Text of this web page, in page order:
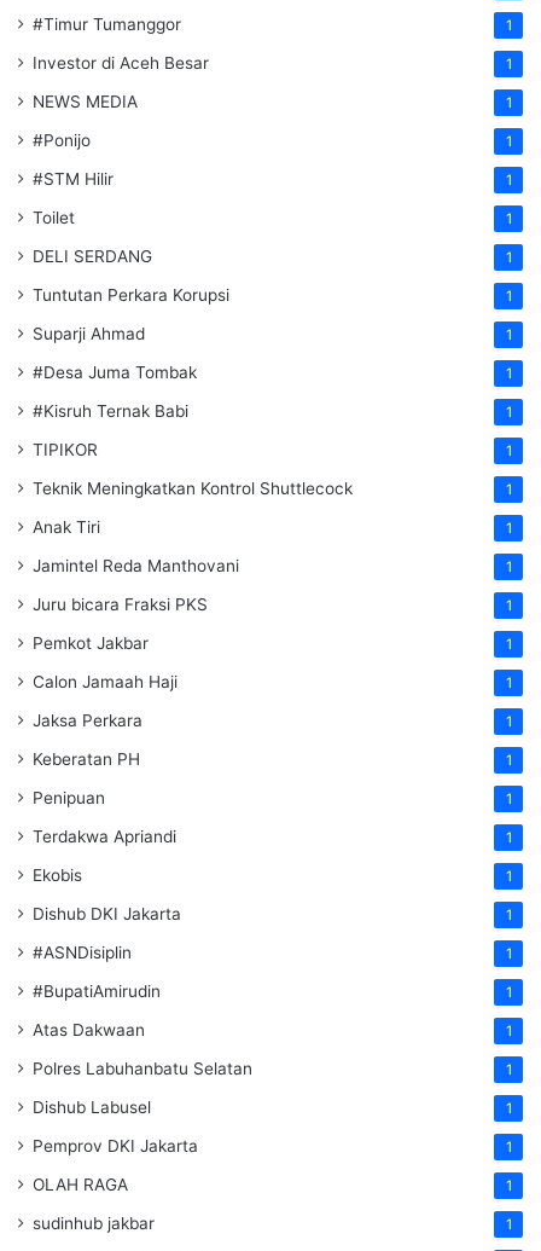
#Timur Tumanggor 1
Investor di Aceh Besar 1
NEWS MEDIA 1
#Ponijo 1
#STM Hilir 1
Toilet 1
DELI SERDANG 1
Tuntutan Perkara Korupsi 1
Suparji Ahmad 1
#Desa Juma Tombak 1
#Kisruh Ternak Babi 1
TIPIKOR 1
Teknik Meningkatkan Kontrol Shuttlecock 1
Anak Tiri 1
Jamintel Reda Manthovani 1
Juru bicara Fraksi PKS 1
Pemkot Jakbar 1
Calon Jamaah Haji 1
Jaksa Perkara 1
Keberatan PH 1
Penipuan 1
Terdakwa Apriandi 1
Ekobis 1
Dishub DKI Jakarta 1
#ASNDisiplin 1
#BupatiAmirudin 1
Atas Dakwaan 1
Polres Labuhanbatu Selatan 1
Dishub Labusel 1
Pemprov DKI Jakarta 1
OLAH RAGA 1
sudinhub jakbar 1